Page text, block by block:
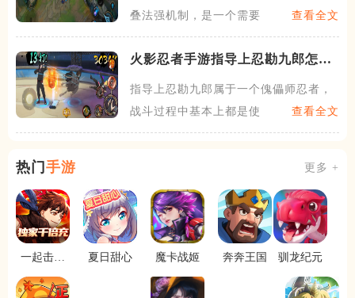
叠法强机制，是一个需要发育
查看全文
火影忍者手游指导上忍勘九郎怎么
指导上忍勘九郎属于一个傀儡师忍者，
战斗过程中基本上都是使用傀
查看全文
热门 手游 更多 +
一起击碎
夏日甜心 魔卡战姬 奔奔王国 驯龙纪元